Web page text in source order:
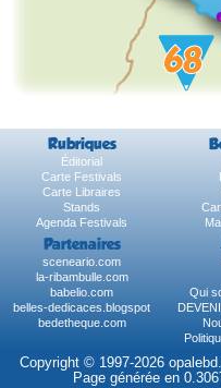
Rubriques
Éditorial
Carte Festivals
Carte Libraires
Stands
Agenda Festivals
Partenaires
sceneario.com
la-ribambulle.com
babelio.com
Qui
belles-dedicaces.blogspot
bedetheque.com
Copyright © 1997-2026
Page générée en